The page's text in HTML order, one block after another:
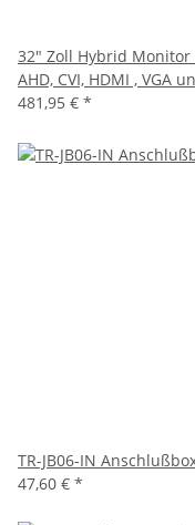
32" Zoll Hybrid Monitor
AHD, CVI, HDMI , VGA
481,95 € *
TR-JB06-IN
47,60 € *